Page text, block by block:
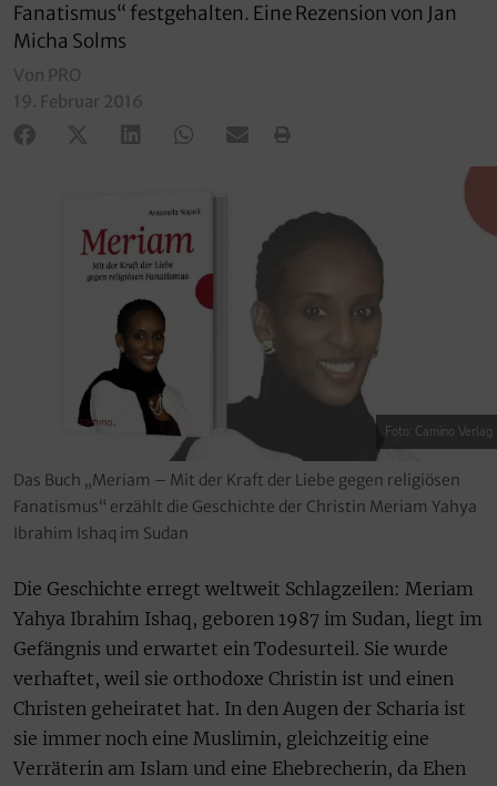
Fanatismus“ festgehalten. Eine Rezension von Jan
Micha Solms
Von PRO
19. Februar 2016
Foto: Camino Verlag
Das Buch „Meriam – Mit der Kraft der Liebe gegen religiösen
Fanatismus“ erzählt die Geschichte der Christin Meriam Yahya
Ibrahim Ishaq im Sudan
Die Geschichte erregt weltweit Schlagzeilen: Meriam
Yahya Ibrahim Ishaq, geboren 1987 im Sudan, liegt im
Gefängnis und erwartet ein Todesurteil. Sie wurde
verhaftet, weil sie orthodoxe Christin ist und einen
Christen geheiratet hat. In den Augen der Scharia ist
sie immer noch eine Muslimin, gleichzeitig eine
Verräterin am Islam und eine Ehebrecherin, da Ehen